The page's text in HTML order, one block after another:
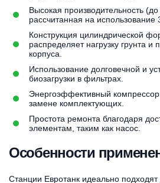
Высокая производительность (до
рассчитанная на использование
Конструкция цилиндрической
распределяет нагрузку грунта и
корпуса.
Использование долговечной и
биозагрузки в фильтрах.
Энергоэффективный
замене комплектующих.
Простота ремонта благодаря
элементам, таким как насос.
Особенности
Станции Евротанк идеально подходят